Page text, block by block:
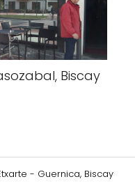
Biscay
- Guernica, Biscay